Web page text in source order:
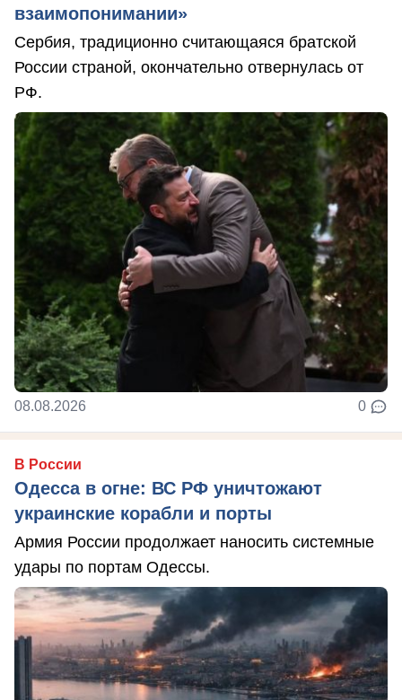
взаимопонимании»
Сербия, традиционно считающаяся братской
России страной, окончательно отвернулась от
РФ.
08.08.2026 0
В России
Одесса в огне: ВС РФ уничтожают
украинские корабли и порты
Армия России продолжает наносить системные
удары по портам Одессы.